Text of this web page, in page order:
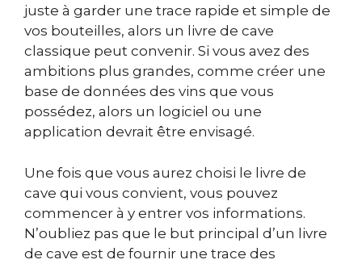
juste à garder une trace rapide et simple de
vos bouteilles, alors un livre de cave
classique peut convenir. Si vous avez des
ambitions plus grandes, comme créer une
base de données des vins que vous
possédez, alors un logiciel ou une
application devrait être envisagé.
Une fois que vous aurez choisi le livre de
cave qui vous convient, vous pouvez
commencer à y entrer vos informations.
N’oubliez pas que le but principal d’un livre
de cave est de fournir une trace des